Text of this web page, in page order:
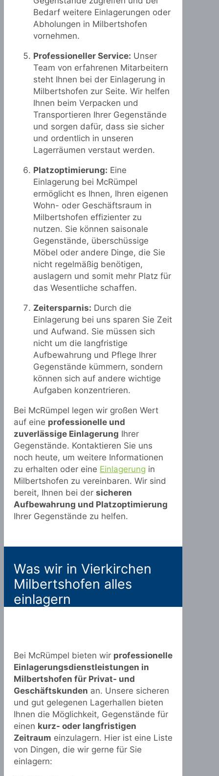
Bedarf weitere Einlagerungen oder
Abholungen in Milbertshofen
vornehmen.
Professioneller Service: Unser
Team von erfahrenen Mitarbeitern
steht Ihnen bei der Einlagerung in
Milbertshofen zur Seite. Wir helfen
Ihnen beim Verpacken und
Transportieren Ihrer Gegenstände
und sorgen dafür, dass sie sicher
und ordentlich in unseren
Lagerräumen verstaut werden.
Platzoptimierung: Eine
Einlagerung bei McRümpel
ermöglicht es Ihnen, Ihren eigenen
Wohn- oder Geschäftsraum in
Milbertshofen effizienter zu
nutzen. Sie können saisonale
Gegenstände, überschüssige
Möbel oder andere Dinge, die Sie
nicht regelmäßig benötigen,
auslagern und somit mehr Platz für
das Wesentliche schaffen.
Zeitersparnis: Durch die
Einlagerung bei uns sparen Sie Zeit
und Aufwand. Sie müssen sich
nicht um die langfristige
Aufbewahrung und Pflege Ihrer
Gegenstände kümmern, sondern
können sich auf andere wichtige
Aufgaben konzentrieren.
Bei McRümpel legen wir großen Wert
auf eine professionelle und
zuverlässige Einlagerung Ihrer
Gegenstände. Kontaktieren Sie uns
noch heute, um weitere Informationen
zu erhalten oder eine Einlagerung in
Milbertshofen zu vereinbaren. Wir sind
bereit, Ihnen bei der sicheren
Aufbewahrung und Platzoptimierung
Ihrer Gegenstände zu helfen.
Was wir in Vierkirchen
Milbertshofen alles
einlagern
Bei McRümpel bieten wir professionelle
Einlagerungsdienstleistungen in
Milbertshofen für Privat- und
Geschäftskunden an. Unsere sicheren
und gut gelegenen Lagerhallen bieten
Ihnen die Möglichkeit, Gegenstände für
einen kurz- oder langfristigen
Zeitraum einzulagern. Hier ist eine Liste
von Dingen, die wir gerne für Sie
einlagern: